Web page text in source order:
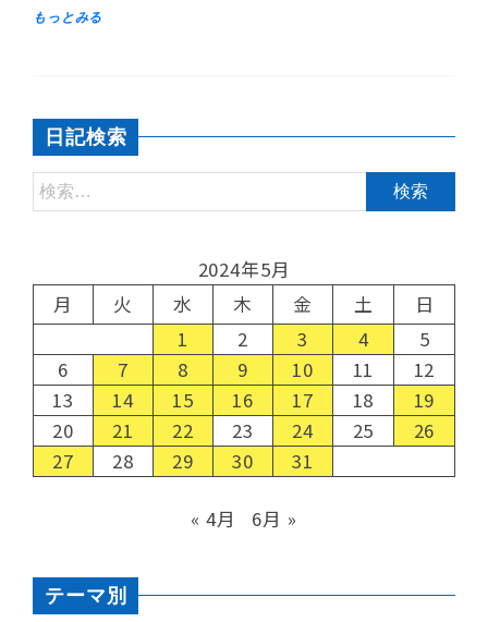
日記検索
2024年5月
月
火 水 木 金 土
日
1
2 3 4
5
6
7 8 9 10 11
12
13
14 15 16 17 18
19
20
21 22 23 24 25
26
27
28 29 30 31
« 4月 6月 »
テーマ別